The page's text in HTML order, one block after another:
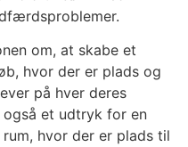
om, at skabe et
hvor der er plads og
på hver deres
også et udtryk for en
hvor der er plads til